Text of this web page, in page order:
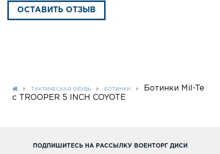
ОСТАВИТЬ ОТЗЫВ
ТАКТИЧЕСКАЯ ОБУВЬ БОТИНКИ
Ботинки Mil-Te
c TROOPER 5 INCH COYOTE
ПОДПИШИТЕСЬ НА РАССЫЛКУ ВОЕНТОРГ ДИСИ